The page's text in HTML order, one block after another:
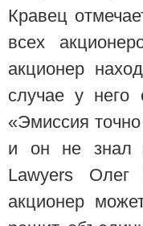
Кравец
всех
акционер
случае у
«Эмиссия
и он не знал
Lawyers Олег
акционер